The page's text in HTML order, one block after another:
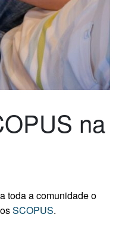
na
toda a comunidade o
SCOPUS.